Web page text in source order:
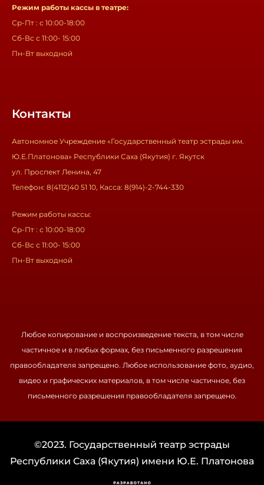
Режим работы кассы в театре:
Ср-Пт : с 10:00-18:00
Сб-Вс с 11:00- 15:00
Пн-Вт выходной
Контакты
Автономное Учреждение «Государственный театр эстрады им.
Ю.Е.Платонова» Республики Саха (Якутия) г. Якутск
ул. Проспект Ленина, 47
Телефон: 8(4112)40 51 10, Касса: 8(914)-2-744-330
Режим работы кассы:
Ср-Пт : с 10:00-18:00
Сб-Вс с 11:00- 15:00
Пн-Вт выходной
Любое копирование и воспроизведение текста, в том числе
частичное и в любых формах, без письменного разрешения
правообладателя запрещено. Любое использование фото, аудио,
видео и графических материалов, в том числе частичное, без
письменного разрешения правообладателя запрещено.
©2023. Государственный театр эстрады
Республики Саха (Якутия) имени Ю.Е. Платонова